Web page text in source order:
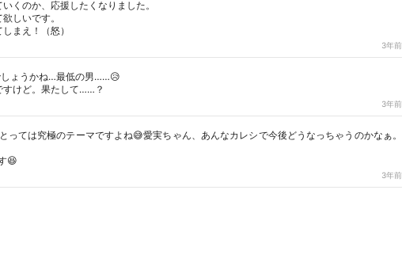
くのか、応援したくなりました。
しいです。
まえ！（怒）
3年前
しょうかね…最低の男……😥
すけど。果たして……？
3年前
ては究極のテーマですよね😅愛実ちゃん、あんなカレシで今後どうなっちゃうのかなぁ。
😆
3年前